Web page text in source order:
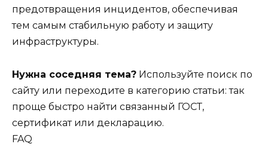
предотвращения инцидентов, обеспечивая
тем самым стабильную работу и защиту
инфраструктуры.
Нужна соседняя тема? Используйте поиск по
сайту или переходите в категорию статьи: так
проще быстро найти связанный ГОСТ,
сертификат или декларацию.
FAQ